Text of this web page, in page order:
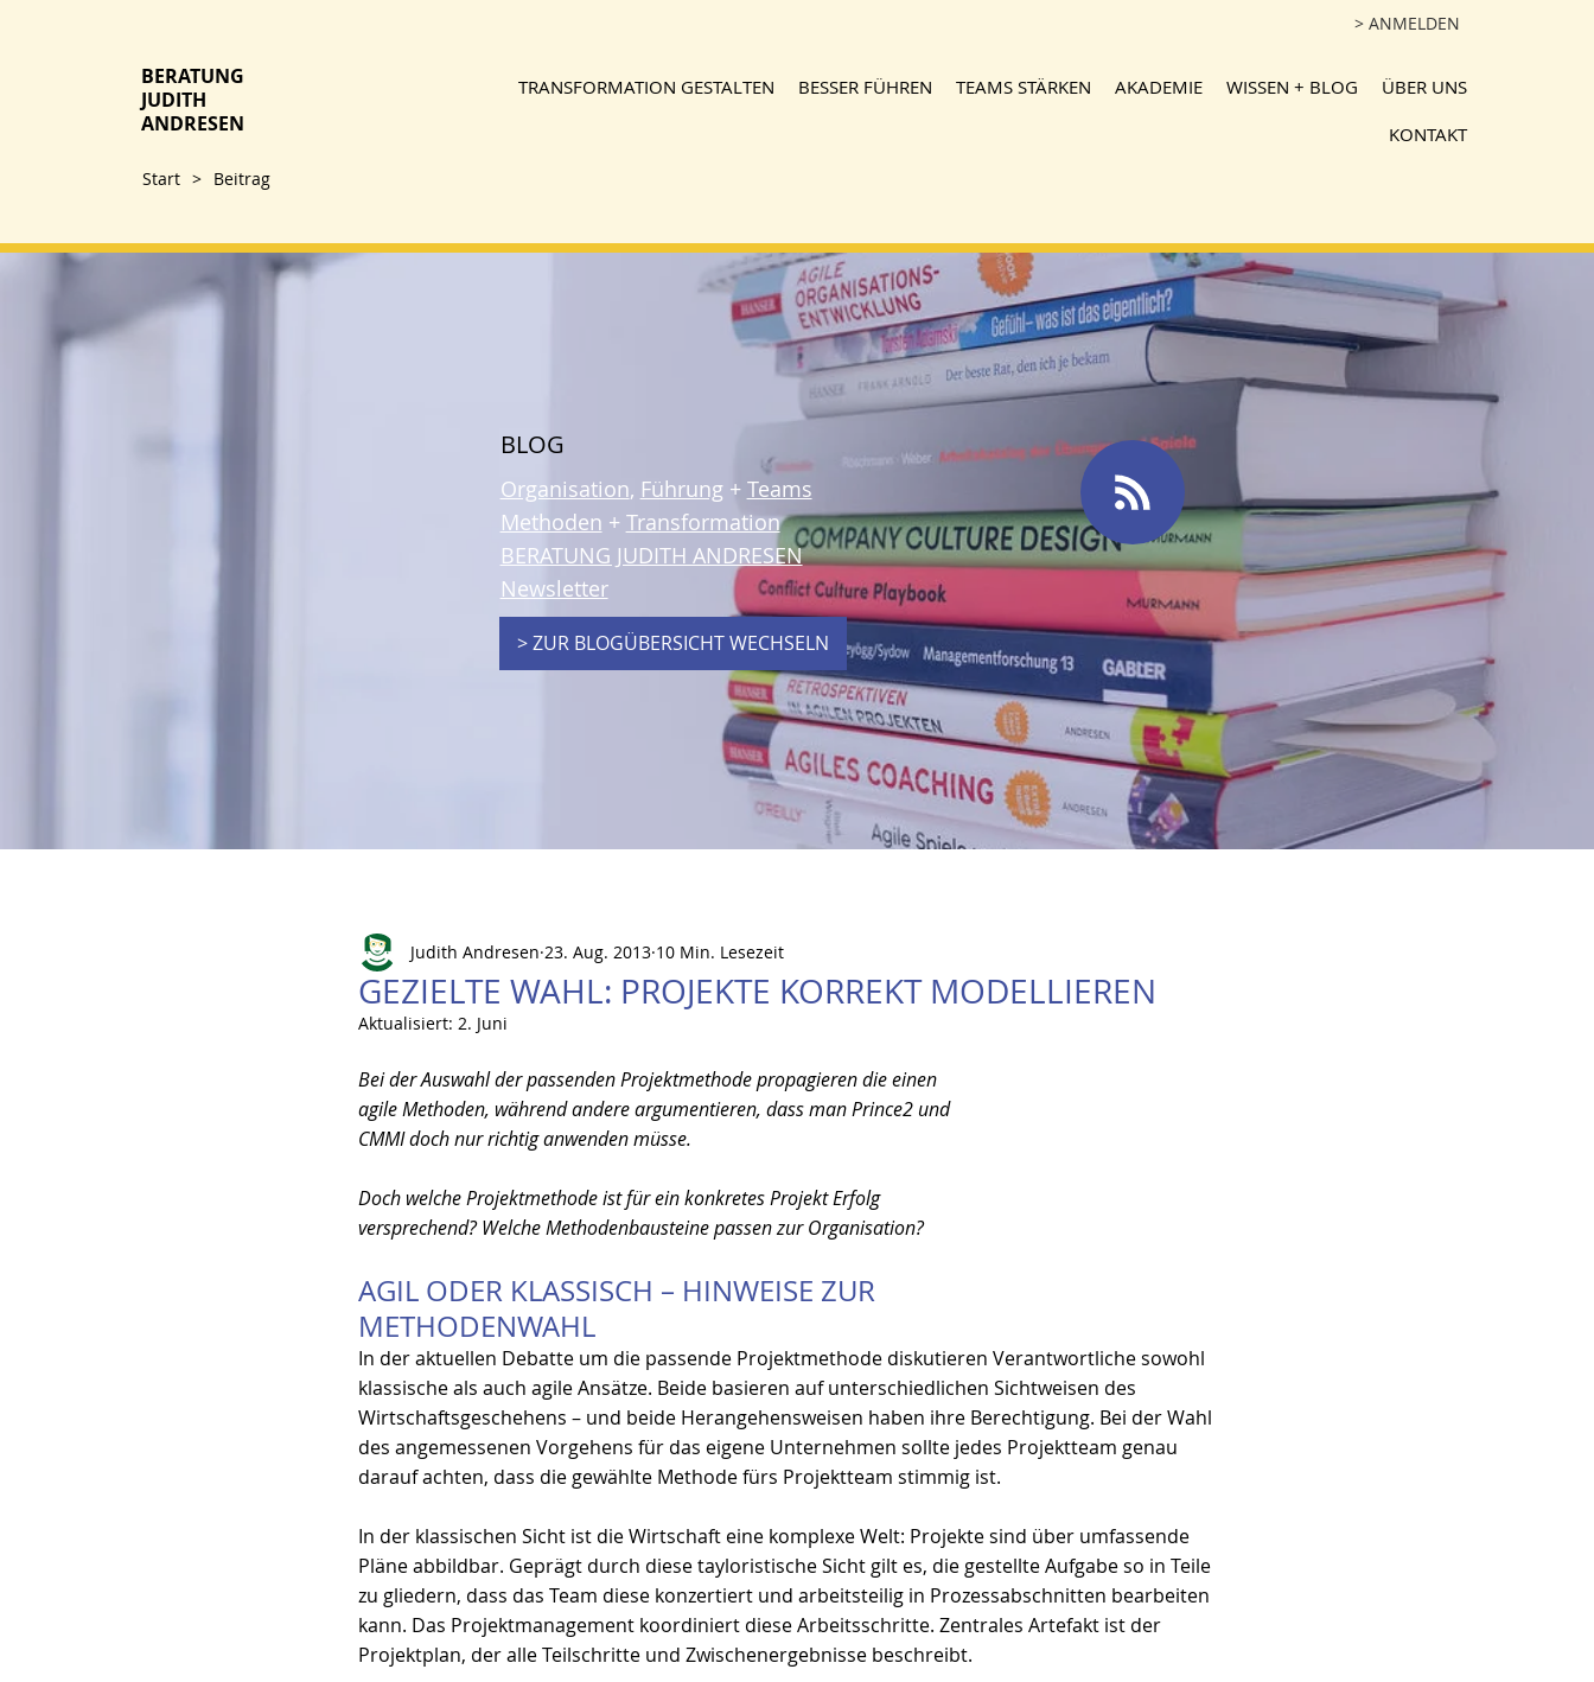
> ANMELDEN
BERATUNG
JUDITH
ANDRESEN
Start > Beitrag
TRANSFORMATION GESTALTEN BESSER FÜHREN TEAMS STÄRKEN AKADEMIE WISSEN + BLOG
ÜBER UNS
KONTAKT
BLOG
Organisation, Führung+ Teams
Methoden + Transformation
BERATUNG JUDITH ANDRESEN
Newsletter
> ZUR BLOGÜBERSICHT WECHSELN
GEZIELTE WAHL: PROJEKTE KORREKT MODELLIEREN
Judith Andresen 23. Aug. 2013 10 Min. Lesezeit
Aktualisiert: 2. Juni
Bei der Auswahl der passenden Projektmethode propagieren die einen
agile Methoden, während andere argumentieren, dass man Prince2 und
CMMI doch nur richtig anwenden müsse.
Doch welche Projektmethode ist für ein konkretes Projekt Erfolg
versprechend? Welche Methodenbausteine passen zur Organisation?
AGIL ODER KLASSISCH – HINWEISE ZUR
METHODENWAHL
In der aktuellen Debatte um die passende Projektmethode diskutieren Verantwortliche sowohl
klassische als auch agile Ansätze. Beide basieren auf unterschiedlichen Sichtweisen des
Wirtschaftsgeschehens – und beide Herangehensweisen haben ihre Berechtigung. Bei der Wahl
des angemessenen Vorgehens für das eigene Unternehmen sollte jedes Projektteam genau
darauf achten, dass die gewählte Methode fürs Projektteam stimmig ist.
In der klassischen Sicht ist die Wirtschaft eine komplexe Welt: Projekte sind über umfassende
Pläne abbildbar. Geprägt durch diese tayloristische Sicht gilt es, die gestellte Aufgabe so in Teile
zu gliedern, dass das Team diese konzertiert und arbeitsteilig in Prozessabschnitten bearbeiten
kann. Das Projektmanagement koordiniert diese Arbeitsschritte. Zentrales Artefakt ist der
Projektplan, der alle Teilschritte und Zwischenergebnisse beschreibt.